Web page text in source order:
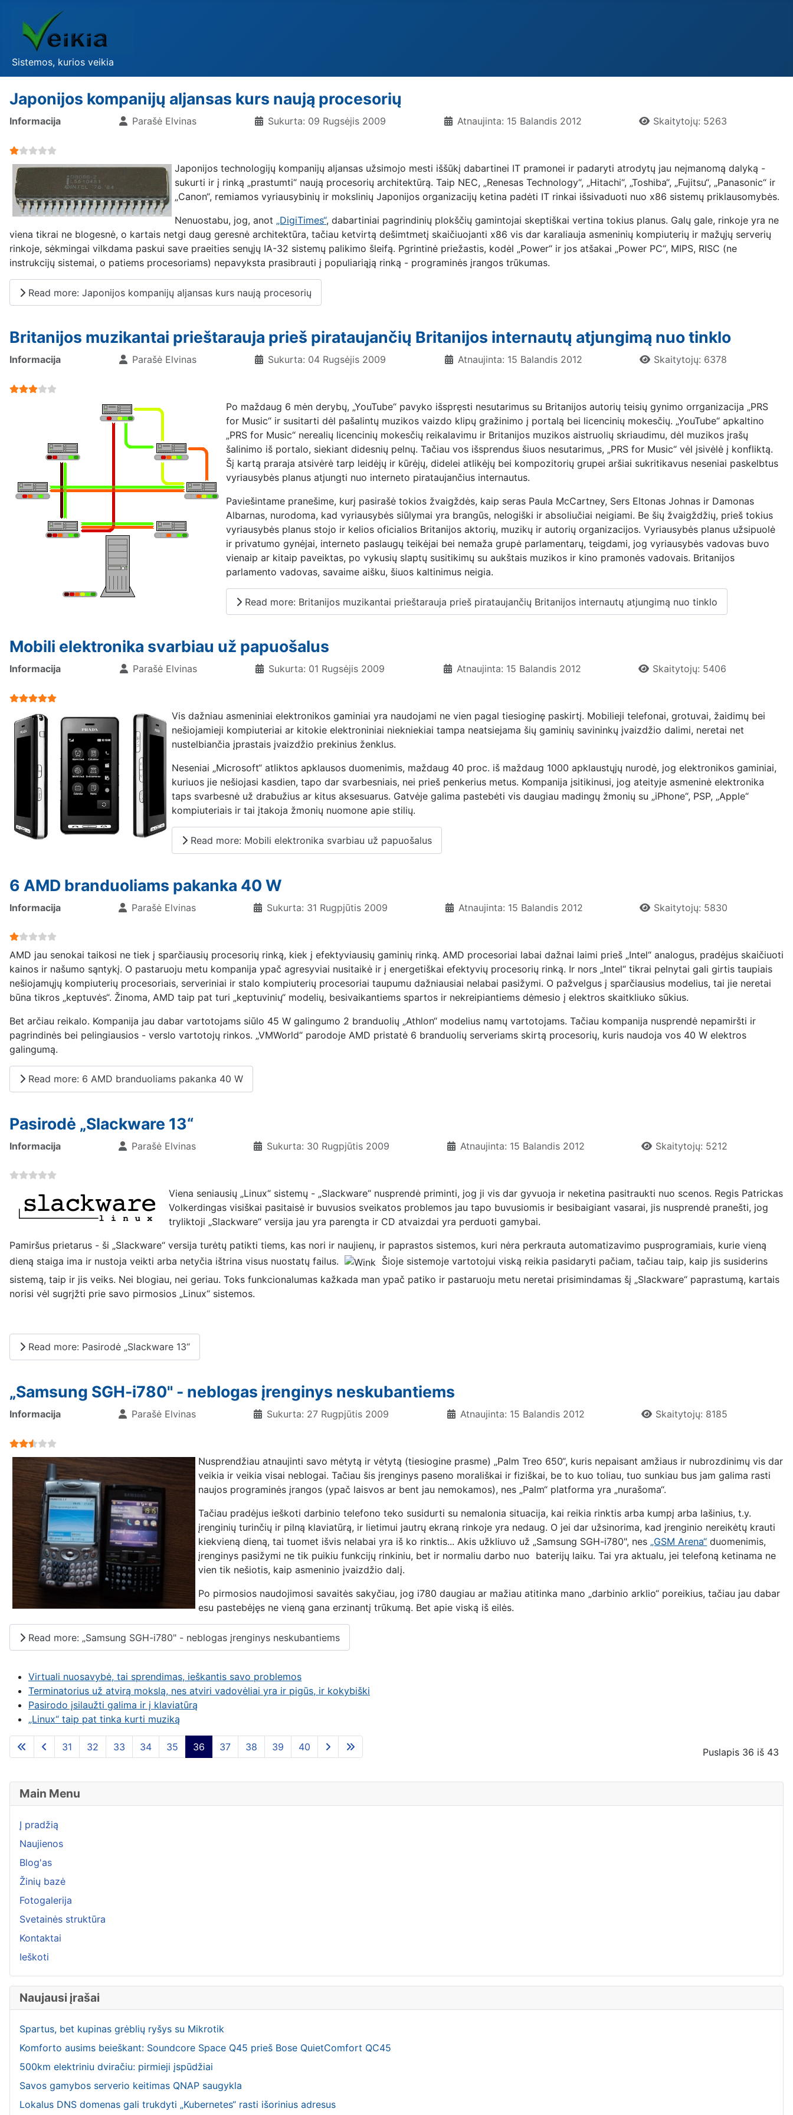
Sistemos, kurios veikia
Main Menu
Į pradžią
Naujienos
Blog'as
Žinių bazė
Fotogalerija
Svetainės struktūra
Kontaktai
Ieškoti
Naujausi įrašai
Spartus, bet kupinas grėblių ryšys su Mikrotik
Komforto ausims beieškant: Soundcore Space Q45 prieš Bose QuietComfort QC45
500km elektriniu dviračiu: pirmieji įspūdžiai
Savos gamybos serverio keitimas QNAP saugykla
Lokalus DNS domenas gali trukdyti „Kubernetes“ rasti išorinius adresus
Japonijos kompanijų aljansas kurs naują procesorių
Informacija Parašė Elvinas Sukurta: 09 Rugsėjis 2009 Atnaujinta: 15 Balandis 2012 Skaitytojų: 5263
User Rating:
Japonijos technologijų kompanijų aljansas užsimojo mesti iššūkį dabartinei IT pramonei ir padaryti atrodytų jau neįmanomą dalyką -
sukurti ir į rinką „prastumti“ naują procesorių architektūrą. Taip NEC, „Renesas Technology“, „Hitachi“, „Toshiba“, „Fujitsu“, „Panasonic“ ir
„Canon“, remiamos vyriausybinių ir mokslinių Japonijos organizacijų ketina padėti IT rinkai išsivaduoti nuo x86 sistemų priklausomybės.
Nenuostabu, jog, anot „DigiTimes“, dabartiniai pagrindinių plokščių gamintojai skeptiškai vertina tokius planus. Galų gale, rinkoje yra ne
viena tikrai ne blogesnė, o kartais netgi daug geresnė architektūra, tačiau ketvirtą dešimtmetį skaičiuojanti x86 vis dar karaliauja asmeninių kompiuterių ir mažųjų serverių
rinkoje, sėkmingai vilkdama paskui save praeities senųjų IA-32 sistemų palikimo šleifą. Pgrintinė priežastis, kodėl „Power“ ir jos atšakai „Power PC“, MIPS, RISC (ne
instrukcijų sistemai, o patiems procesoriams) nepavyksta prasibrauti į populiariąją rinką - programinės įrangos trūkumas.
Read more: Japonijos kompanijų aljansas kurs naują procesorių
Britanijos muzikantai prieštarauja prieš pirataujančių Britanijos internautų atjungimą nuo tinklo
Informacija Parašė Elvinas Sukurta: 04 Rugsėjis 2009 Atnaujinta: 15 Balandis 2012 Skaitytojų: 6378
User Rating:
Po maždaug 6 mėn derybų, „YouTube“ pavyko išspręsti nesutarimus su Britanijos autorių teisių gynimo orrganizacija „PRS
for Music“ ir susitarti dėl pašalintų muzikos vaizdo klipų gražinimo į portalą bei licencinių mokesčių. „YouTube“ apkaltino
„PRS for Music“ nerealių licencinių mokesčių reikalavimu ir Britanijos muzikos aistruolių skriaudimu, dėl muzikos įrašų
šalinimo iš portalo, siekiant didesnių pelnų. Tačiau vos išsprendus šiuos nesutarimus, „PRS for Music“ vėl įsivėlė į konfliktą.
Šį kartą praraja atsivėrė tarp leidėjų ir kūrėjų, didelei atlikėjų bei kompozitorių grupei aršiai sukritikavus neseniai paskelbtus
vyriausybės planus atjungti nuo interneto pirataujančius internautus.
Paviešintame pranešime, kurį pasirašė tokios žvaigždės, kaip seras Paula McCartney, Sers Eltonas Johnas ir Damonas
Albarnas, nurodoma, kad vyriausybės siūlymai yra brangūs, nelogiški ir absoliučiai neigiami. Be šių žvaigždžių, prieš tokius
vyriausybės planus stojo ir kelios oficialios Britanijos aktorių, muzikų ir autorių organizacijos. Vyriausybės planus užsipuolė
ir privatumo gynėjai, interneto paslaugų teikėjai bei nemaža grupė parlamentarų, teigdami, jog vyriausybės vadovas buvo
vienaip ar kitaip paveiktas, po vykusių slaptų susitikimų su aukštais muzikos ir kino pramonės vadovais. Britanijos
parlamento vadovas, savaime aišku, šiuos kaltinimus neigia.
Read more: Britanijos muzikantai prieštarauja prieš pirataujančių Britanijos internautų atjungimą nuo tinklo
Mobili elektronika svarbiau už papuošalus
Informacija Parašė Elvinas Sukurta: 01 Rugsėjis 2009 Atnaujinta: 15 Balandis 2012 Skaitytojų: 5406
User Rating:
Vis dažniau asmeniniai elektronikos gaminiai yra naudojami ne vien pagal tiesioginę paskirtį. Mobilieji telefonai, grotuvai, žaidimų bei
nešiojamieji kompiuteriai ar kitokie elektroniniai niekniekiai tampa neatsiejama šių gaminių savininkų įvaizdžio dalimi, neretai net
nustelbiančia įprastais įvaizdžio prekinius ženklus.
Neseniai „Microsoft“ atliktos apklausos duomenimis, maždaug 40 proc. iš maždaug 1000 apklaustųjų nurodė, jog elektronikos gaminiai,
kuriuos jie nešiojasi kasdien, tapo dar svarbesniais, nei prieš penkerius metus. Kompanija įsitikinusi, jog ateityje asmeninė elektronika
taps svarbesnė už drabužius ar kitus aksesuarus. Gatvėje galima pastebėti vis daugiau madingų žmonių su „iPhone“, PSP, „Apple“
kompiuteriais ir tai įtakoja žmonių nuomone apie stilių.
Read more: Mobili elektronika svarbiau už papuošalus
6 AMD branduoliams pakanka 40 W
Informacija Parašė Elvinas Sukurta: 31 Rugpjūtis 2009 Atnaujinta: 15 Balandis 2012 Skaitytojų: 5830
User Rating:
AMD jau senokai taikosi ne tiek į sparčiausių procesorių rinką, kiek į efektyviausių gaminių rinką. AMD procesoriai labai dažnai laimi prieš „Intel“ analogus, pradėjus skaičiuoti
kainos ir našumo sąntykį. O pastaruoju metu kompanija ypač agresyviai nusitaikė ir į energetiškai efektyvių procesorių rinką. Ir nors „Intel“ tikrai pelnytai gali girtis taupiais
nešiojamųjų kompiuterių procesoriais, serveriniai ir stalo kompiuterių procesoriai taupumu dažniausiai nelabai pasižymi. O pažvelgus į sparčiausius modelius, tai jie neretai
būna tikros „keptuvės“. Žinoma, AMD taip pat turi „keptuvinių“ modelių, besivaikantiems spartos ir nekreipiantiems dėmesio į elektros skaitkliuko sūkius.
Bet arčiau reikalo. Kompanija jau dabar vartotojams siūlo 45 W galingumo 2 branduolių „Athlon“ modelius namų vartotojams. Tačiau kompanija nusprendė nepamiršti ir
pagrindinės bei pelingiausios - verslo vartotojų rinkos. „VMWorld“ parodoje AMD pristatė 6 branduolių serveriams skirtą procesorių, kuris naudoja vos 40 W elektros
galingumą.
Read more: 6 AMD branduoliams pakanka 40 W
Pasirodė „Slackware 13“
Informacija Parašė Elvinas Sukurta: 30 Rugpjūtis 2009 Atnaujinta: 15 Balandis 2012 Skaitytojų: 5212
Viena seniausių „Linux“ sistemų - „Slackware“ nusprendė priminti, jog ji vis dar gyvuoja ir neketina pasitraukti nuo scenos. Regis Patrickas
Volkerdingas visiškai pasitaisė ir buvusios sveikatos problemos jau tapo buvusiomis ir besibaigiant vasarai, jis nusprendė pranešti, jog
tryliktoji „Slackware“ versija jau yra parengta ir CD atvaizdai yra perduoti gamybai.
Pamiršus prietarus - ši „Slackware“ versija turėtų patikti tiems, kas nori ir naujienų, ir paprastos sistemos, kuri nėra perkrauta automatizavimo pusprogramiais, kurie vieną
dieną staiga ima ir nustoja veikti arba netyčia ištrina visus nuostatų failus.
Šioje sistemoje vartotojui viską reikia pasidaryti pačiam, tačiau taip, kaip jis susiderins
sistemą, taip ir jis veiks. Nei blogiau, nei geriau. Toks funkcionalumas kažkada man ypač patiko ir pastaruoju metu neretai prisimindamas šį „Slackware“ paprastumą, kartais
norisi vėl sugrįžti prie savo pirmosios „Linux“ sistemos.
Read more: Pasirodė „Slackware 13“
„Samsung SGH-i780" - neblogas įrenginys neskubantiems
Informacija Parašė Elvinas Sukurta: 27 Rugpjūtis 2009 Atnaujinta: 15 Balandis 2012 Skaitytojų: 8185
User Rating:
Nusprendžiau atnaujinti savo mėtytą ir vėtytą (tiesiogine prasme) „Palm Treo 650“, kuris nepaisant amžiaus ir nubrozdinimų vis dar
veikia ir veikia visai neblogai. Tačiau šis įrenginys paseno morališkai ir fiziškai, be to kuo toliau, tuo sunkiau bus jam galima rasti
naujos programinės įrangos (ypač laisvos ar bent jau nemokamos), nes „Palm“ platforma yra „nurašoma“.
Tačiau pradėjus ieškoti darbinio telefono teko susidurti su nemalonia situacija, kai reikia rinktis arba kumpį arba lašinius, t.y.
įrenginių turinčių ir pilną klaviatūrą, ir lietimui jautrų ekraną rinkoje yra nedaug. O jei dar užsinorima, kad įrenginio nereikėtų krauti
kiekvieną dieną, tai tuomet išvis nelabai yra iš ko rinktis... Akis užkliuvo už „Samsung SGH-i780", nes „GSM Arena“ duomenimis,
įrenginys pasižymi ne tik puikiu funkcijų rinkiniu, bet ir normaliu darbo nuo baterijų laiku. Tai yra aktualu, jei telefoną ketinama ne
vien tik nešiotis, kaip asmeninio įvaizdžio dalį.
Po pirmosios naudojimosi savaitės sakyčiau, jog i780 daugiau ar mažiau atitinka mano „darbinio arklio“ poreikius, tačiau jau dabar
esu pastebėjęs ne vieną gana erzinantį trūkumą. Bet apie viską iš eilės.
Read more: „Samsung SGH-i780" - neblogas įrenginys neskubantiems
Virtuali nuosavybė, tai sprendimas, ieškantis savo problemos
Terminatorius už atvirą mokslą, nes atviri vadovėliai yra ir pigūs, ir kokybiški
Pasirodo įsilaužti galima ir į klaviatūrą
„Linux“ taip pat tinka kurti muziką
Puslapis 36 iš 43
31 32 33 34 35 36 37 38 39 40